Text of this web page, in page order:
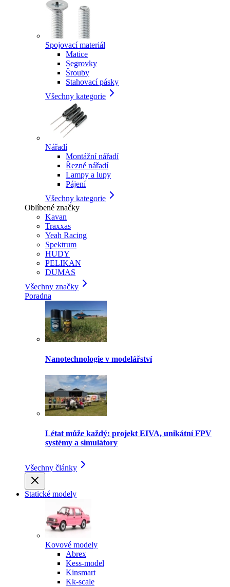
Spojovací materiál
Matice
Segrovky
Šrouby
Stahovací pásky
Všechny kategorie
Nářadí
Montážní nářadí
Řezné nářadí
Lampy a lupy
Pájení
Všechny kategorie
Oblíbené značky
Kavan
Traxxas
Yeah Racing
Spektrum
HUDY
PELIKAN
DUMAS
Všechny značky
Poradna
Nanotechnologie v modelářství
Létat může každý: projekt EIVA, unikátní FPV
systémy a simulátory
Všechny články
Statické modely
Kovové modely
Abrex
Kess-model
Kinsmart
Kk-scale